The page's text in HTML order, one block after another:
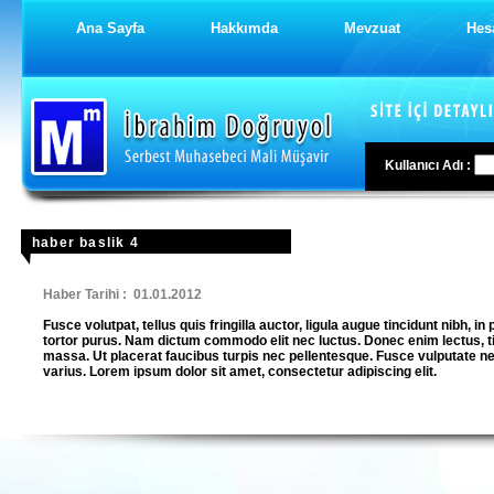
Ana Sayfa Hakkımda Mevzuat
Kullanıcı Adı :
haber baslik 4
Haber Tarihi : 01.01.2012
Fusce volutpat, tellus quis fringilla auctor, ligula augue tincidunt nibh,
tortor purus. Nam dictum commodo elit nec luctus. Donec enim lectus,
massa. Ut placerat faucibus turpis nec pellentesque. Fusce vulputate
varius. Lorem ipsum dolor sit amet, consectetur adipiscing elit.